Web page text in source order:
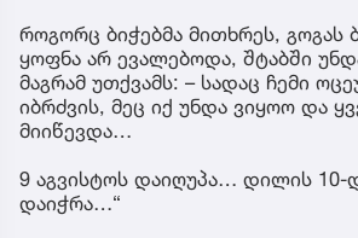
როგორც ბიჭებმა მითხრეს,
ყოფნა არ ევალებოდა, შტაბში
მაგრამ უთქვამს: – სადაც ჩემი
იბრძვის, მეც იქ უნდა ვიყოო და
მიიწევდა…
9 აგვისტოს დაიღუპა… დილის 10-
დაიჭრა…“